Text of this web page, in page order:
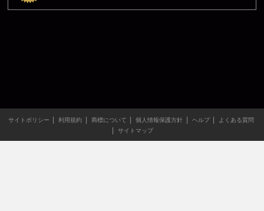
サイトポリシー 利用規約 商標について 個人情報保護方針 ヘルプ
よくある質問
サイトマップ